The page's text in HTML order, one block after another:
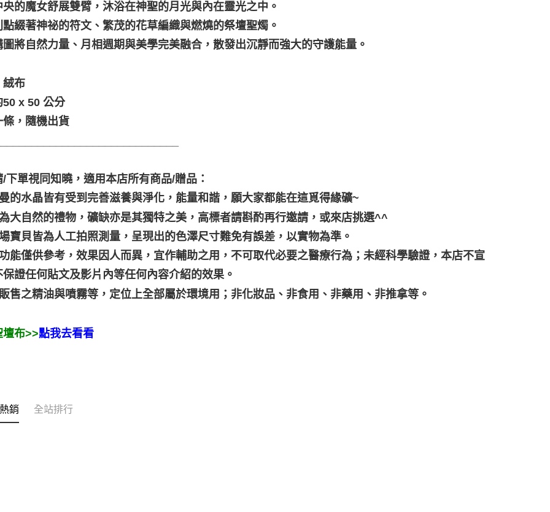
央的魔女舒展雙臂，沐浴在神聖的月光與內在靈光之中。
點綴著神祕的符文、繁茂的花草編織與燃燒的祭壇聖燭。
圖將自然力量、月相週期與美學完美融合，散發出沉靜而強大的守護能量。
絨布
50 x 50 公分
條，隨機出貨
/下單視同知曉，適用本店所有商品/贈品：
的水晶皆有受到完善滋養與淨化，能量和諧，願大家都能在這覓得緣礦~
大自然的禮物，礦缺亦是其獨特之美，高標者請斟酌再行邀請，或來店挑選^^
寶貝皆為人工拍照測量，呈現出的色澤尺寸難免有誤差，以實物為準。
能僅供參考，效果因人而異，宜作輔助之用，不可取代必要之醫療行為；未經科學驗證，本店不宣
保證任何貼文及影片內等任何內容介紹的效果。
售之精油與噴霧等，定位上全部屬於環境用；非化妝品、非食用、非藥用、非推拿等。
壇布>>點我去看看
銷 全站排行